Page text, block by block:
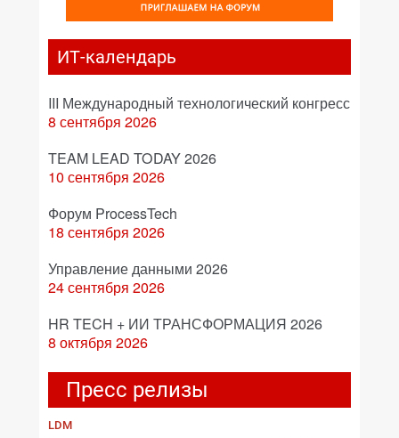
ИТ-календарь
III Международный технологический конгресс
8 сентября 2026
TEAM LEAD TODAY 2026
10 сентября 2026
Форум ProcessTech
18 сентября 2026
Управление данными 2026
24 сентября 2026
HR TECH + ИИ ТРАНСФОРМАЦИЯ 2026
8 октября 2026
Пресс релизы
LDM